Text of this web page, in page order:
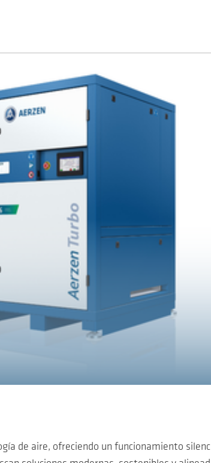
de aire, ofreciendo un funcionamiento